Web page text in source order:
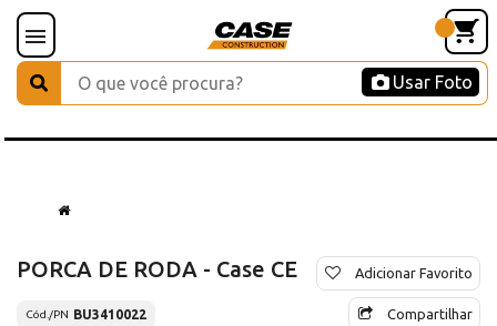
Usar Foto
PORCA DE RODA - Case CE
Cód./PN BU3410022
Adicionar Favorito
Compartilhar